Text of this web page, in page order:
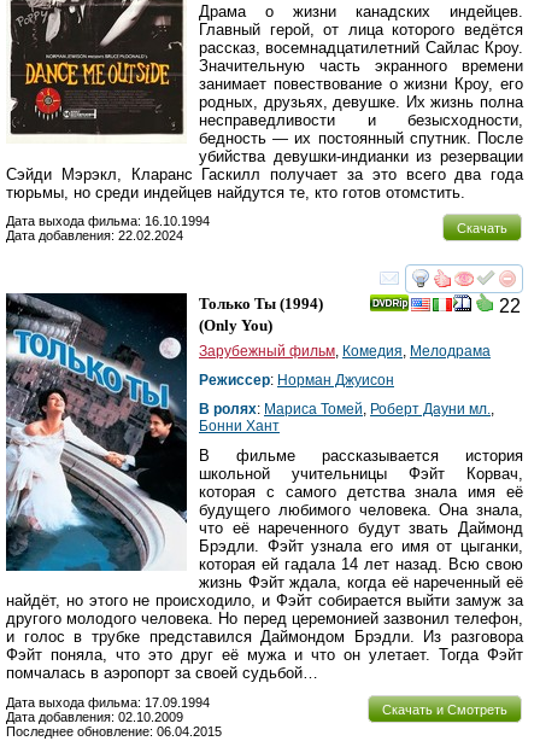
Драма о жизни канадских индейцев.
Главный герой, от лица которого ведётся
рассказ, восемнадцатилетний Сайлас Кроу.
Значительную часть экранного времени
занимает повествование о жизни Кроу, его
родных, друзьях, девушке. Их жизнь полна
несправедливости и безысходности,
бедность — их постоянный спутник. После
убийства девушки-индианки из резервации
Сэйди Мэрэкл, Кларанс Гаскилл получает за это всего два года
тюрьмы, но среди индейцев найдутся те, кто готов отомстить.
Скачать
Дата выхода фильма: 16.10.1994
Дата добавления: 22.02.2024
смотреть
22
Только Ты (1994)
(Only You)
Зарубежный фильм, Комедия, Мелодрама
Режиссер: Норман Джуисон
В ролях: Мариса Томей, Роберт Дауни мл.,
Бонни Хант
В фильме рассказывается история
школьной учительницы Фэйт Корвач,
которая с самого детства знала имя её
будущего любимого человека. Она знала,
что её нареченного будут звать Даймонд
Брэдли. Фэйт узнала его имя от цыганки,
которая ей гадала 14 лет назад. Всю свою
жизнь Фэйт ждала, когда её нареченный её
найдёт, но этого не происходило, и Фэйт собирается выйти замуж за
другого молодого человека. Но перед церемонией зазвонил телефон,
и голос в трубке представился Даймондом Брэдли. Из разговора
Фэйт поняла, что это друг её мужа и что он улетает. Тогда Фэйт
помчалась в аэропорт за своей судьбой…
Скачать и Смотреть
Дата выхода фильма: 17.09.1994
Дата добавления: 02.10.2009
Последнее обновление: 06.04.2015